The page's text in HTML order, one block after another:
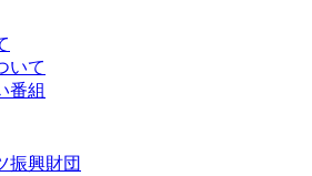
いて
番組
振興財団